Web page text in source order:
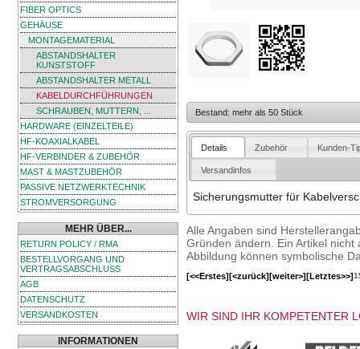
FIBER OPTICS
GEHÄUSE
MONTAGEMATERIAL
ABSTANDSHALTER
KUNSTSTOFF
ABSTANDSHALTER METALL
KABELDURCHFÜHRUNGEN
SCHRAUBEN, MUTTERN, ...
HARDWARE (EINZELTEILE)
HF-KOAXIALKABEL
HF-VERBINDER & ZUBEHÖR
MAST & MASTZUBEHÖR
PASSIVE NETZWERKTECHNIK
STROMVERSORGUNG
MEHR ÜBER...
RETURN POLICY / RMA
BESTELLVORGANG UND
VERTRAGSABSCHLUSS
AGB
DATENSCHUTZ
VERSANDKOSTEN
INFORMATIONEN
Bestand: mehr als 50 Stück
Details Zubehör Kunden-
Versandinfos
Sicherungsmutter für
Alle Angaben sind
Gründen ändern. Ein Artikel
Abbildung können symbolische
[<<Erstes][<zurück][weiter>][Letztes>>]
WIR SIND IHR KOMPETENTER